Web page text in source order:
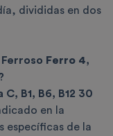
divididas en dos
Ferro 4,
B1, B6, B12 30
en la
específicas de la